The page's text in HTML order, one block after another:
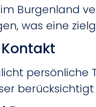
im Burgenland
was eine